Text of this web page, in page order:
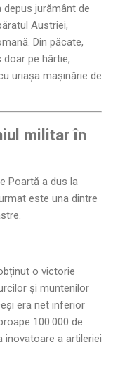
jurământ de
Austriei,
Din păcate,
pe hârtie,
uriașa mașinărie de
militar în
Poartă a dus la
este una dintre
o victorie
și muntenilor
era net inferior
100.000 de
a artileriei